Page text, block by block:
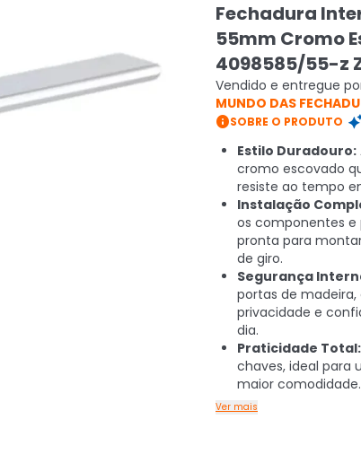
Fechadura
55mm Cromo
4098585/55-z
Vendido e entregue
MUNDO DAS
SOBRE O PRODUTO
Estilo Duradouro:
cromo escovado
resiste ao tempo
Instalação
os componentes e
pronta para
de giro.
Segurança
portas de
privacidade e
dia.
Praticidade Total:
chaves, ideal para
maior comodidade.
Ver mais